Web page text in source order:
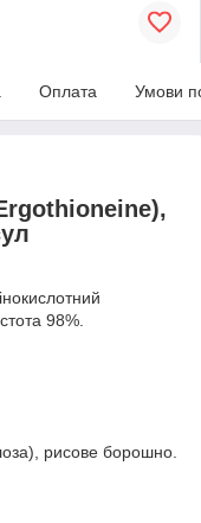
Оплата Умови
98%.
рисове борошно.